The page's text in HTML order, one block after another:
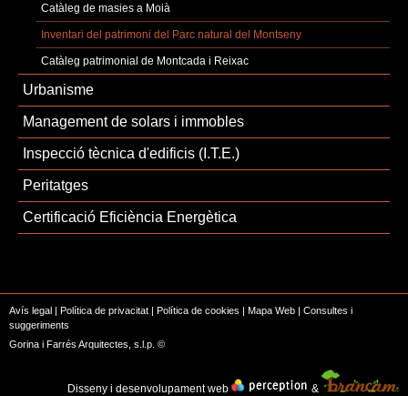
Catàleg de masies a Moià
Inventari del patrimoni del Parc natural del Montseny
Catàleg patrimonial de Montcada i Reixac
Urbanisme
Management de solars i immobles
Inspecció tècnica d'edificis (I.T.E.)
Peritatges
Certificació Eficiència Energètica
Avís legal | Política de privacitat | Política de cookies | Mapa Web | Consultes i
suggeriments
Gorina i Farrés Arquitectes, s.l.p. ©
Disseny i desenvolupament web &